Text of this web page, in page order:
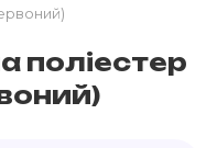
поліестер